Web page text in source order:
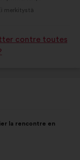
merkitystä
contre toutes
la rencontre en